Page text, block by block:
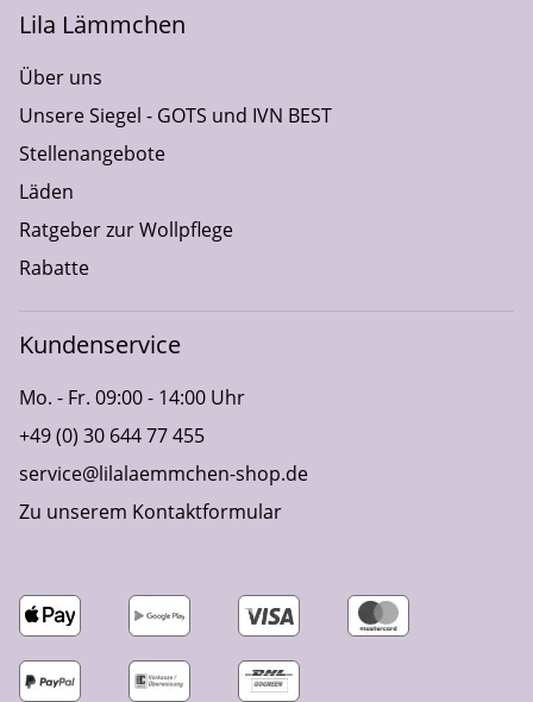
Lila Lämmchen
Über uns
Unsere Siegel - GOTS und IVN BEST
Stellenangebote
Läden
Ratgeber zur Wollpflege
Rabatte
Kundenservice
Mo. - Fr. 09:00 - 14:00 Uhr
+49 (0) 30 644 77 455
service@lilalaemmchen-shop.de
Zu unserem Kontaktformular